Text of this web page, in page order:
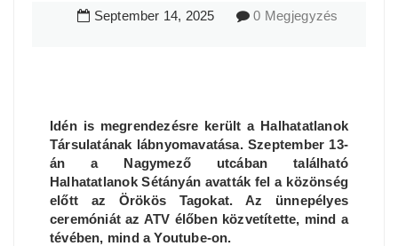
September 14, 2025 0 Megjegyzés
Idén is megrendezésre került a Halhatatlanok
Társulatának lábnyomavatása. Szeptember 13-
án a Nagymező utcában található
Halhatatlanok Sétányán avatták fel a közönség
előtt az Örökös Tagokat. Az ünnepélyes
ceremóniát az ATV élőben közvetítette, mind a
tévében, mind a Youtube-on.